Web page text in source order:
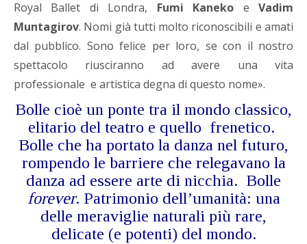
Royal Ballet di Londra, Fumi Kaneko eVadim
Muntagirov. Nomi già tutti molto riconoscibili e amati
dal pubblico. Sono felice per loro, se con il nostro
spettacolo riusciranno ad avere una vita
professionale e artistica degna di questo nome».
Bolle cioè un ponte tra il mondo classico,
elitario del teatro e quello frenetico.
Bolle che ha portato la danza nel futuro,
rompendo le barriere che relegavano la
danza ad essere arte di nicchia. Bolle
forever. Patrimonio dell’umanità: una
delle meraviglie naturali più rare,
delicate (e potenti) del mondo.